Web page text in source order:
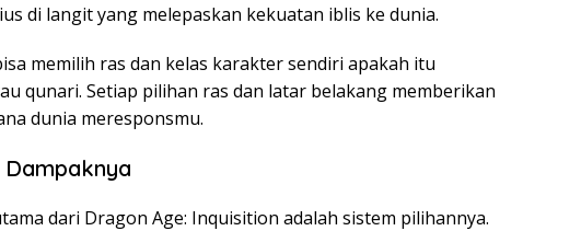
di langit yang melepaskan kekuatan iblis ke dunia.
memilih ras dan kelas karakter sendiri apakah itu
qunari. Setiap pilihan ras dan latar belakang memberikan
dunia meresponsmu.
dari Dragon Age: Inquisition adalah sistem pilihannya.